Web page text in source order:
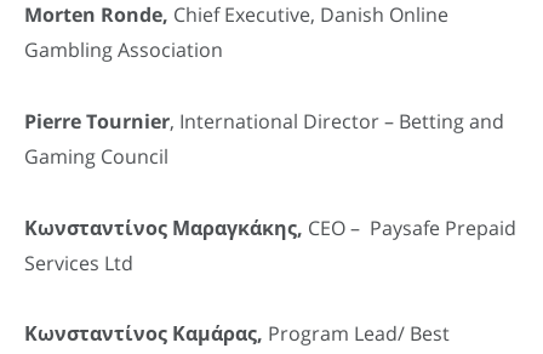
Morten Ronde, Chief Executive, Danish Online
Gambling Association
Pierre Tournier, International Director – Betting and
Gaming Council
Κωνσταντίνος Μαραγκάκης, CEO – Paysafe Prepaid
Services Ltd
Κωνσταντίνος Καμάρας, Program Lead/ Best